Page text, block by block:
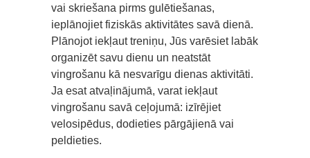
vai skriešana pirms gulētiešanas,
ieplānojiet fiziskās aktivitātes savā dienā.
Plānojot iekļaut treniņu, Jūs varēsiet labāk
organizēt savu dienu un neatstāt
vingrošanu kā nesvarīgu dienas aktivitāti.
Ja esat atvaļinājumā, varat iekļaut
vingrošanu savā ceļojumā: izīrējiet
velosipēdus, dodieties pārgājienā vai
peldieties.